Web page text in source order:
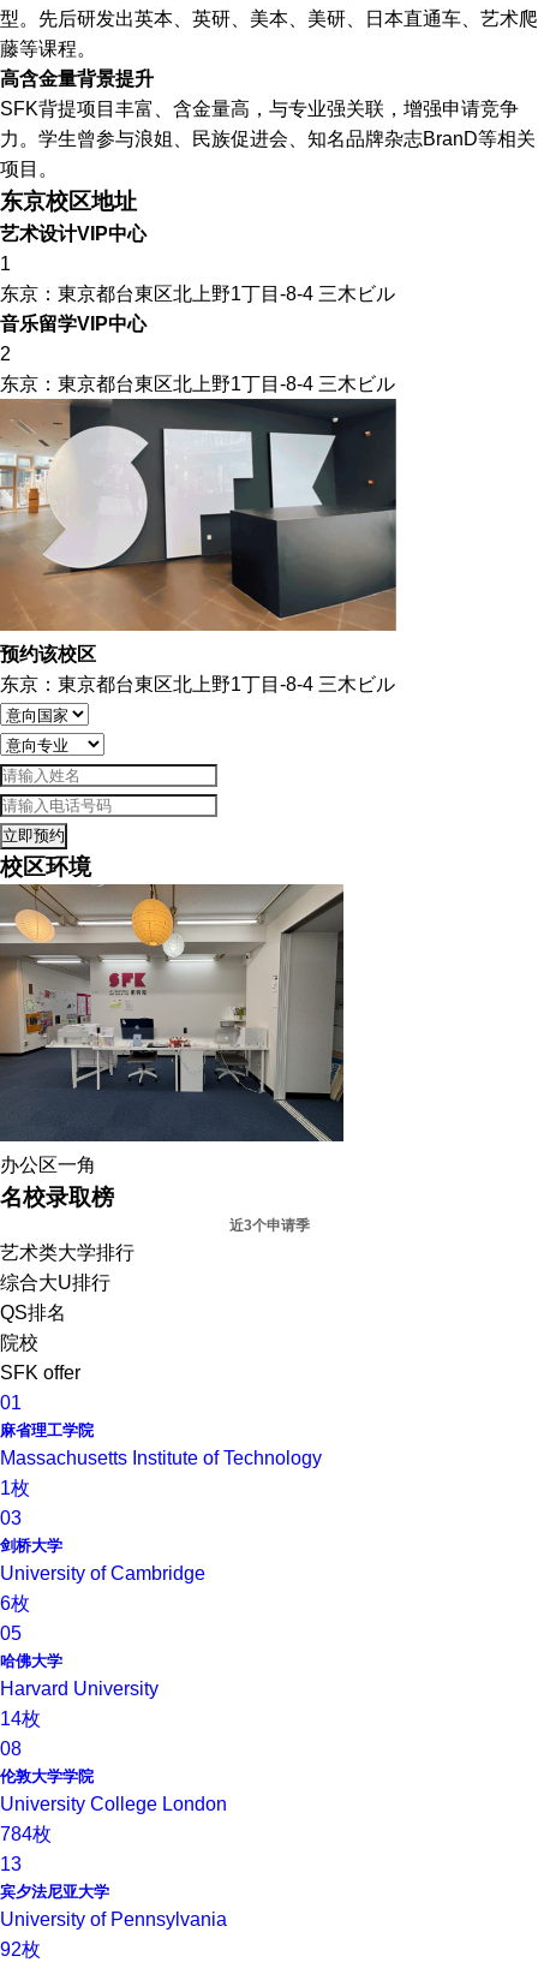
型。先后研发出英本、英研、美本、美研、日本直通车、艺术爬
藤等课程。
高含金量背景提升
SFK背提项目丰富、含金量高，与专业强关联，增强申请竞争
力。学生曾参与浪姐、民族促进会、知名品牌杂志BranD等相关
项目。
东京校区地址
艺术设计VIP中心
1
东京：東京都台東区北上野1丁目-8-4 三木ビル
音乐留学VIP中心
2
东京：東京都台東区北上野1丁目-8-4 三木ビル
预约该校区
东京：東京都台東区北上野1丁目-8-4 三木ビル
立即预约
校区环境
办公区一角
名校录取榜
近3个申请季
艺术类大学排行
综合大U排行
QS排名
院校
SFK offer
01
麻省理工学院
Massachusetts Institute of Technology
1枚
03
剑桥大学
University of Cambridge
6枚
05
哈佛大学
Harvard University
14枚
08
伦敦大学学院
University College London
784枚
13
宾夕法尼亚大学
University of Pennsylvania
92枚